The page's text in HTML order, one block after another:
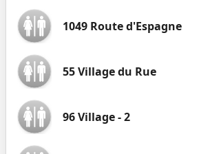
1049 Route d'Espagne
55 Village du Rue
96 Village - 2